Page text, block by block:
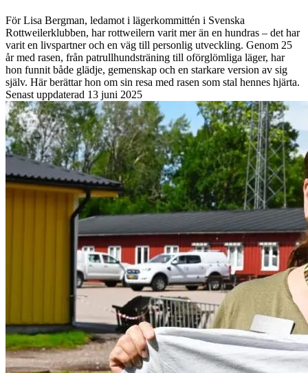
För Lisa Bergman, ledamot i lägerkommittén i Svenska
Rottweilerklubben, har rottweilern varit mer än en hundras – det har
varit en livspartner och en väg till personlig utveckling. Genom 25
år med rasen, från patrullhundsträning till oförglömliga läger, har
hon funnit både glädje, gemenskap och en starkare version av sig
själv. Här berättar hon om sin resa med rasen som stal hennes hjärta.
Senast uppdaterad 13 juni 2025